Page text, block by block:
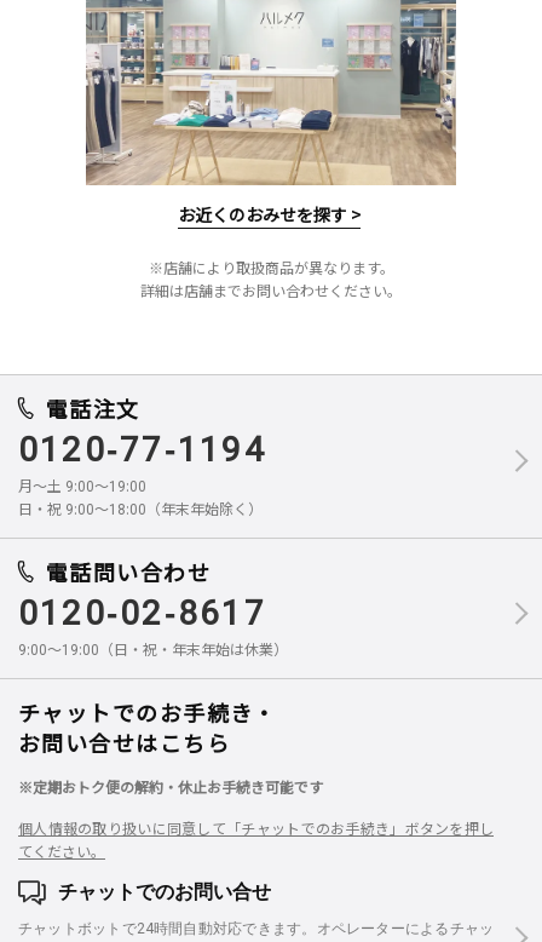
お近くのおみせを探す >
※店舗により取扱商品が異なります。
詳細は店舗までお問い合わせください。
電話注文
0120-77-1194
月～土 9:00～19:00
日・祝 9:00～18:00（年末年始除く）
電話問い合わせ
0120-02-8617
9:00～19:00（日・祝・年末年始は休業）
チャットでのお手続き・
お問い合せはこちら
※定期おトク便の解約・休止お手続き可能です
個人情報の取り扱いに同意して「チャットでのお手続き」ボタンを押し
てください。
チャットでのお問い合せ
チャットボットで24時間自動対応できます。オペレーターによるチャッ